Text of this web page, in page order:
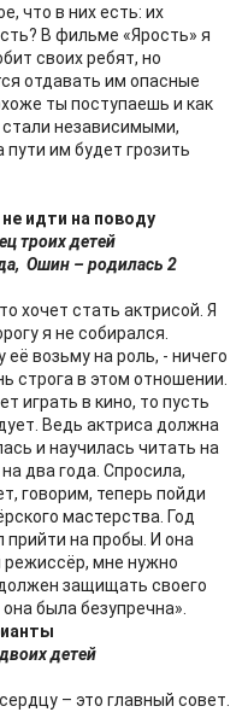
что в них есть: их
В фильме «Ярость» я
своих ребят, но
отдавать им опасные
ты поступаешь и как
независимыми,
им будет грозить
идти на поводу
троих детей
Ошин – родилась 2
хочет стать актрисой. Я
я не собирался.
возьму на роль, - ничего
строга в этом отношении.
играть в кино, то пусть
Ведь актриса должна
и научилась читать на
два года. Спросила,
говорим, теперь пойди
мастерства. Год
прийти на пробы. И она
режиссёр, мне нужно
защищать своего
была безупречна».
детей
– это главный совет.